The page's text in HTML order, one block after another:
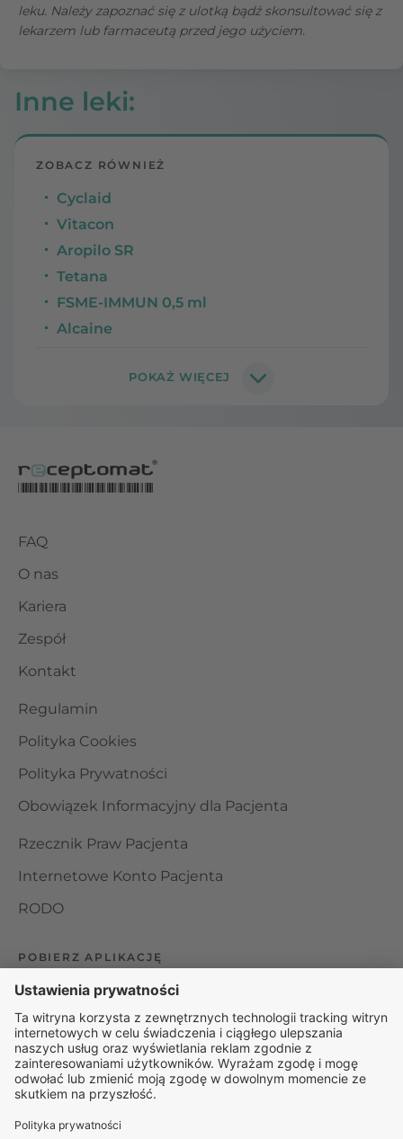
leku. Należy zapoznać się z ulotką bądź skonsultować się z
lekarzem lub farmaceutą przed jego użyciem.
Inne leki:
ZOBACZ RÓWNIEŻ
Cyclaid
Vitacon
Aropilo SR
Tetana
FSME-IMMUN 0,5 ml
Alcaine
FAQ
O nas
Kariera
Zespół
Kontakt
Regulamin
Polityka Cookies
Polityka Prywatności
Obowiązek Informacyjny dla Pacjenta
Rzecznik Praw Pacjenta
Internetowe Konto Pacjenta
RODO
POBIERZ APLIKACJĘ
Organizator udzielania świadczeń telemedycznych jest
podmiotem leczniczym w rozumieniu ustawy z dnia 15
kwietnia 2011 roku o działalności leczniczej, wpisanym do
rejestru podmiotów wykonujących działalność leczniczą pod
numerem: 000000229172.